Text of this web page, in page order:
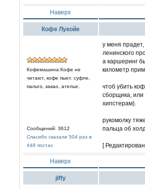
Наверх
Кофе Лукойе
Кофемашина:Кофе не
читают, кофе пьют. суфле,
пальто, какао, ателье.
Сообщений: 3612
Спасибо сказали 504 раз в
448 постах
у меня
ленинского
а каршеринг
километр
чтоб убить
сборщика, или
хипстерам).
рукомолку
пальца об
[
Наверх
jiffy